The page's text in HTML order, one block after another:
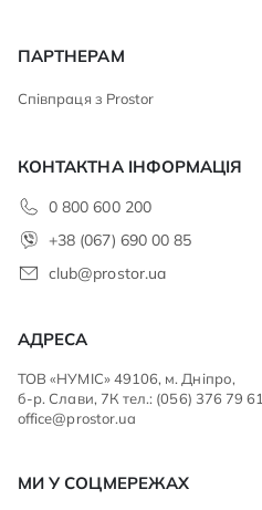
ПАРТНЕРАМ
Співпраця з Prostor
КОНТАКТНА ІНФОРМАЦІЯ
0 800 600 200
+38 (067) 690 00 85
club@prostor.ua
АДРЕСА
ТОВ «НУМІС» 49106, м. Дніпро,
б-р. Слави, 7К тел.: (056) 376 79 61
office@prostor.ua
МИ У СОЦМЕРЕЖАХ